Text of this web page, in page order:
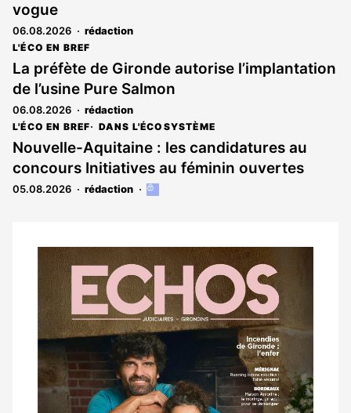
vogue
06.08.2026 rédaction
L'ÉCO EN BREF
La préfète de Gironde autorise l’implantation
de l’usine Pure Salmon
06.08.2026 rédaction
L'ÉCO EN BREF DANS L'ÉCOSYSTÈME
Nouvelle-Aquitaine : les candidatures au
concours Initiatives au féminin ouvertes
05.08.2026 rédaction
Cet
aux
abonnés
Notre
dernier
magazine